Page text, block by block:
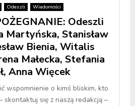
Odeszli Wiadomości
Odeszli
Martyńska, Stanisław
Bienia, Witalis
Małecka, Stefania
Anna Więcek
wspomnienie o kimś bliskim, kto
skontaktuj się z naszą redakcją –